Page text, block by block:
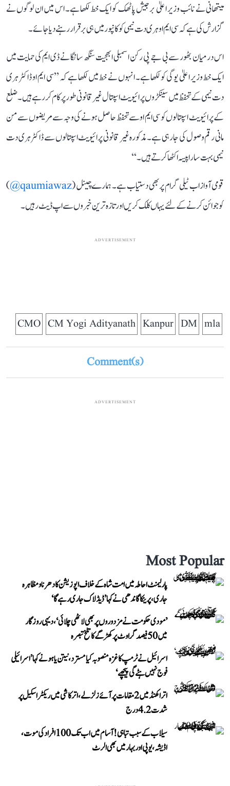
میتھانی نے نائب وزیر اعلیٰ برجیش پاٹھک کو ایک خط لکھا ہے۔ اس میں ان لوگوں نے
گزارش کی ہے کہ سی ایم او ہری دت نیمی کو کانپور میں ہی برقرار رہنے دیا جائے۔
اس درمیان بٹھور سے بی جے پی رکن اسمبلی ابھجیت سنگھ سانگا نے ڈی ایم کی حمایت میں
ایک خط وزیر اعلیٰ یوگی کو لکھا ہے۔ انہوں نے خط میں لکھا ہے کہ ’’سی ایم او ڈاکٹر ہری
دت نیمی کے تحفظ میں سینکڑوں پرائیویٹ اسپتال غیر قانونی طور پر کام کر رہے ہیں۔ ضلع
کے پرائیویٹ اسپتالوں کو سی ایم او سے تحفظ حاصل ہونے کی وجہ سے مریضوں سے من
مانی رقم وصول کی جا رہی ہے۔ مذکورہ غیر قانونی پرائیویٹ اسپتالوں سے ڈاکٹر ہری دت
نیمی بہت سارا پیسہ اکٹھا کرتے ہیں۔‘‘
قومی آواز اب ٹیلی گرام پر بھی دستیاب ہے۔ ہمارے چینل (qaumiawaz@
)
کو جوائن کرنے کے لئے یہاں کلک کریں اور تازہ ترین خبروں سے اپ ڈیٹ رہیں۔
ADVERTISEMENT
mla
DM
Kanpur
CM Yogi Adityanath
CMO
Comment(s)
ADVERTISEMENT
Most Popular
پارلیمنٹ احاطہ میں امت شاہ کے خلاف اپوزیشن کا دھرنا و مظاہرہ
جاری، پرینکا گاندھی نے کہا ’ڈیڈلاک جاری رہے گا‘
’مودی حکومت نے مزدوروں پر بھی لاٹھی چلائی‘، دیہی روزگار
میں 50 فیصد گراوٹ پر کھڑگے کا تلخ تبصرہ
اسرائیل نے ٹرمپ کا غزہ منصوبہ کیا مسترد، نیتن یاہو نے کہا ’اسرائیلی
فوج نہیں ہٹے گی پیچھے‘
اتراکھنڈ میں 2 مقامات پر آئے زلزلے، اترکاشی میں ریکٹر اسکیل پر
شدت 4.2 درج
سیلاب کے سبب تباہی! آسام میں اب تک 100 افراد کی موت،
اڈیشہ، یوپی اور بہار میں بھی الرٹ